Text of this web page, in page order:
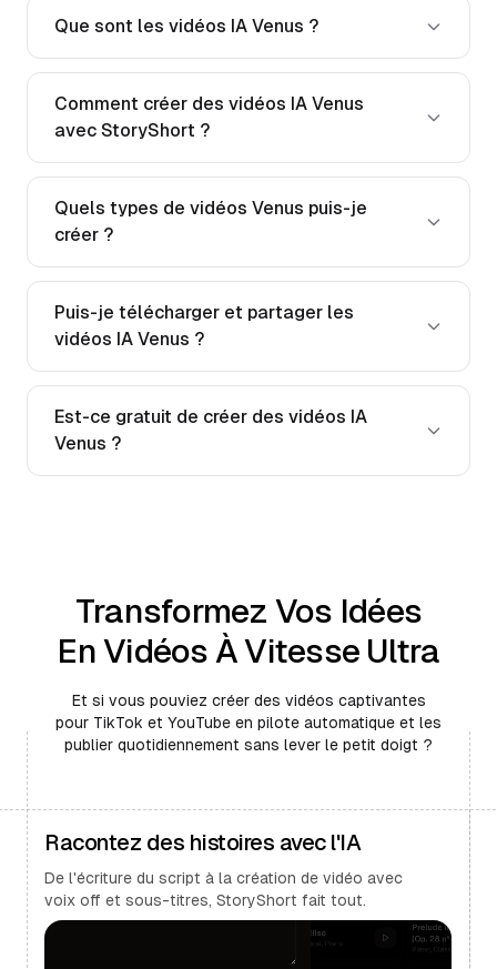
Que sont les vidéos IA Venus ?
Comment créer des vidéos IA Venus
avec StoryShort ?
Quels types de vidéos Venus puis-je
créer ?
Puis-je télécharger et partager les
vidéos IA Venus ?
Est-ce gratuit de créer des vidéos IA
Venus ?
Transformez Vos Idées
En Vidéos À Vitesse Ultra
Et si vous pouviez créer des vidéos captivantes
pour TikTok et YouTube en pilote automatique et les
publier quotidiennement sans lever le petit doigt ?
Racontez des histoires avec l'IA
De l'écriture du script à la création de vidéo avec
voix off et sous-titres, StoryShort fait tout.